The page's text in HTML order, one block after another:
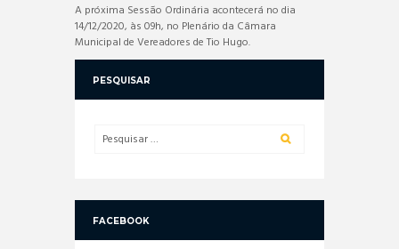
A próxima Sessão Ordinária acontecerá no dia
14/12/2020, às 09h, no Plenário da Câmara
Municipal de Vereadores de Tio Hugo.
PESQUISAR
FACEBOOK